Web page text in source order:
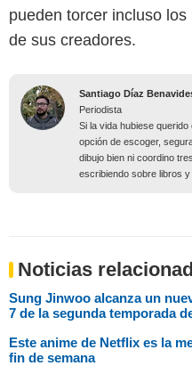
pueden torcer incluso
de sus creadores.
Santiago Díaz
Periodista
Si la vida hubiese
opción de escoger,
dibujo bien ni coordino
escribiendo sobre libros y
Noticias
Sung Jinwoo alcanza un
7 de la segunda temporada
Este anime de Netflix es la
fin de semana